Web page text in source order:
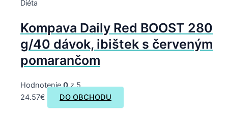
Diéta
Kompava Daily Red BOOST 280
g/40 dávok, ibištek s červeným
pomarančom
Hodnotenie0z 5
24.57€ DO OBCHODU